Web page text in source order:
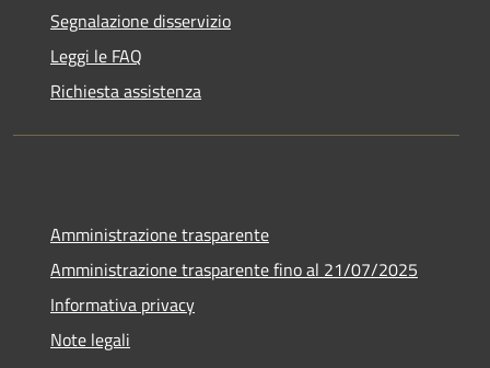
Segnalazione disservizio
Leggi le FAQ
Richiesta assistenza
Amministrazione trasparente
Amministrazione trasparente fino al 21/07/2025
Informativa privacy
Note legali